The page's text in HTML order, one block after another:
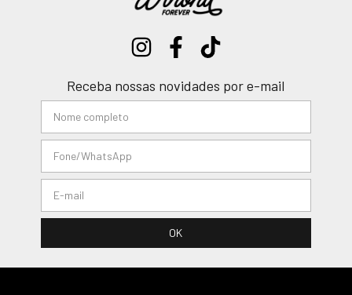
Receba nossas novidades por e-mail